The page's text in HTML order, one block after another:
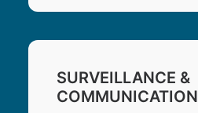
SURVEILLANCE &
COMMUNICATION